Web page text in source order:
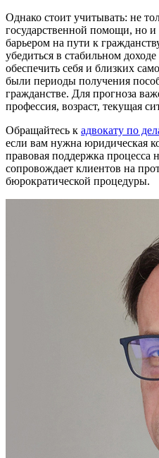
Однако стоит учитывать: не
государственной помощи, но и
барьером на пути к
убедиться в стабильном
обеспечить себя и близких
были периоды получения
гражданстве. Для прогноза
профессия, возраст, текущая
Обращайтесь к адвокату по
если вам нужна юридическая
правовая поддержка процесса
сопровождает клиентов на
бюрократической процедуры.